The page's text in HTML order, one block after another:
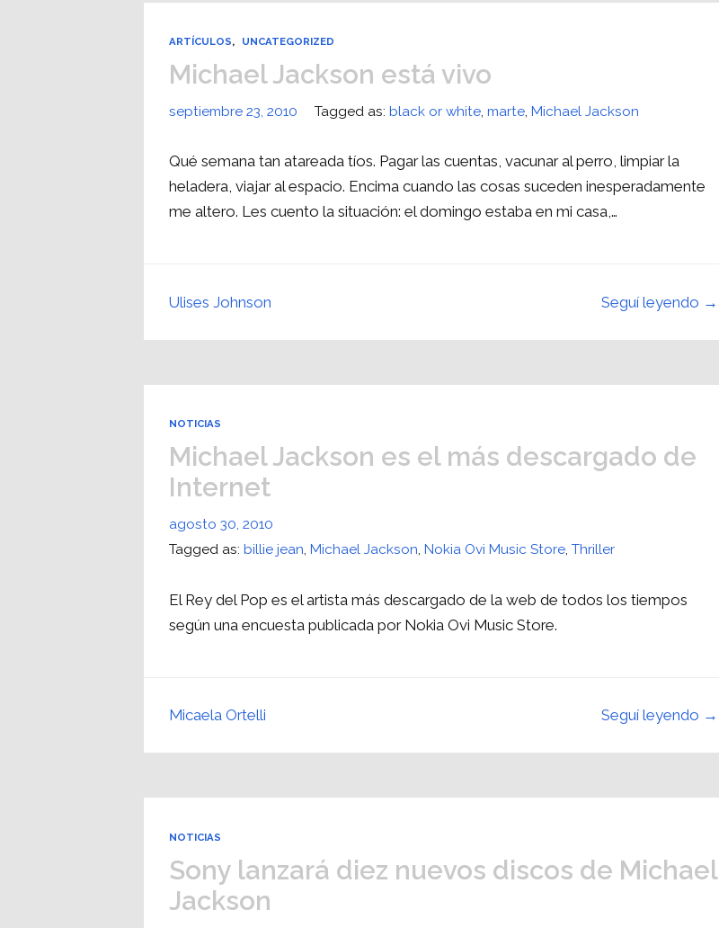
ARTÍCULOS, UNCATEGORIZED
Michael Jackson está vivo
septiembre 23, 2010 Tagged as: black or white,marte, Michael Jackson
Qué semana tan atareada tíos. Pagar las cuentas, vacunar al perro, limpiar la
heladera, viajar al espacio. Encima cuando las cosas suceden inesperadamente
me altero. Les cuento la situación: el domingo estaba en mi casa,…
Seguí leyendo →
Ulises Johnson
NOTICIAS
Michael Jackson es el más descargado de
Internet
agosto 30, 2010
Tagged as: billie jean, Michael Jackson, Nokia Ovi Music Store,Thriller
El Rey del Pop es el artista más descargado de la web de todos los tiempos
según una encuesta publicada por Nokia Ovi Music Store.
Seguí leyendo →
Micaela Ortelli
NOTICIAS
Sony lanzará diez nuevos discos de Michael
Jackson